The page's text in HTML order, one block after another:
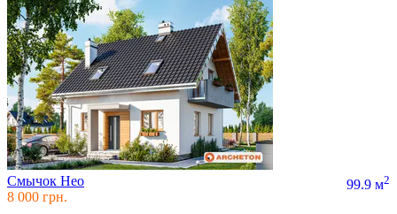
Смычок Нео 99.9 м2
8 000 грн.